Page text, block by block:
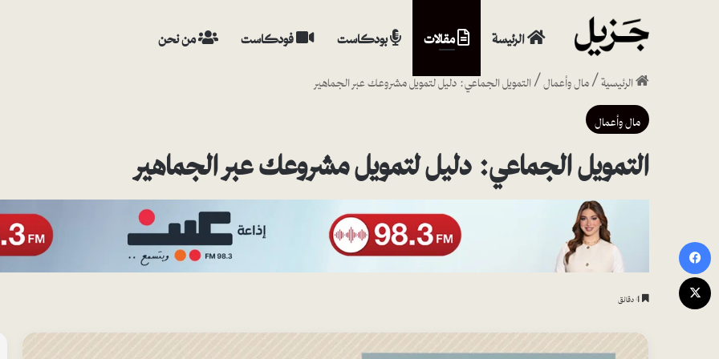
الرئيسة مقالات بودكاست فودكاست من نحن
الرئيسية/مال وأعمال/التمويل الجماعي: دليل لتمويل مشروعك عبر الجماهير
مال وأعمال
التمويل الجماعي: دليل لتمويل مشروعك عبر الجماهير